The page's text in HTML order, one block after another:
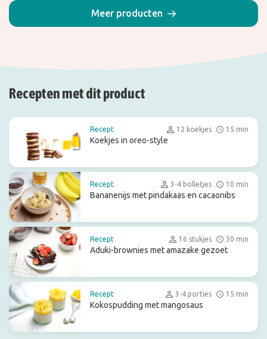
Meer producten
Recepten met dit product
Recept 12 koekjes 15 min
Koekjes in oreo-style
Recept 3-4 bolletjes 10 min
Bananenijs met pindakaas en cacaonibs
Recept 16 stukjes 30 min
Aduki-brownies met amazake gezoet
Recept 3-4 porties 15 min
Kokospudding met mangosaus